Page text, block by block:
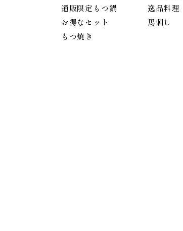
通販限定もつ鍋
逸品料理
お得なセット
馬刺し
もつ焼き